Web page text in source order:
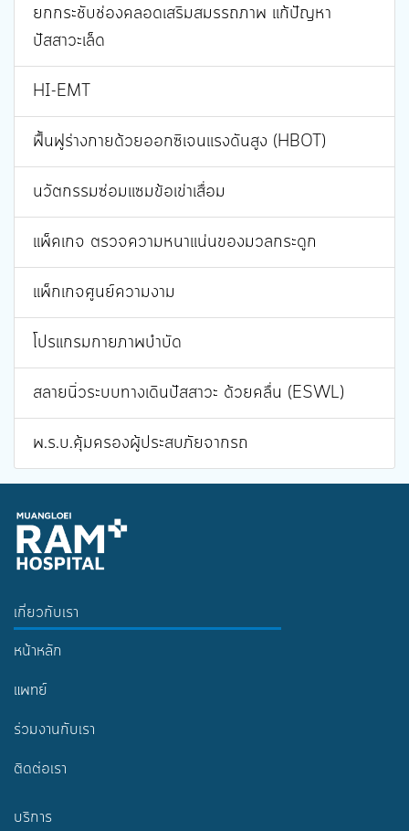
ยกกระชับช่องคลอดเสริมสมรรถภาพ แก้ปัญหา
ปัสสาวะเล็ด
HI-EMT
ฟื้นฟูร่างกายด้วยออกซิเจนแรงดันสูง (HBOT)
นวัตกรรมซ่อมแซมข้อเข่าเสื่อม
แพ็คเกจ ตรวจความหนาแน่นของมวลกระดูก
แพ็กเกจศูนย์ความงาม
โปรแกรมกายภาพบำบัด
สลายนิ่วระบบทางเดินปัสสาวะ ด้วยคลื่น (ESWL)
พ.ร.บ.คุ้มครองผู้ประสบภัยจากรถ
เกี่ยวกับเรา
หน้าหลัก
แพทย์
ร่วมงานกับเรา
ติดต่อเรา
บริการ